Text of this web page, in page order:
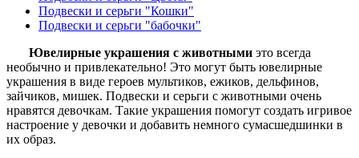
Подвески и серьги "Кошки"
Подвески и серьги "бабочки"
Ювелирные украшения с животными это всегда
необычно и привлекательно! Это могут быть ювелирные
украшения в виде героев мультиков, ежиков, дельфинов,
зайчиков, мишек. Подвески и серьги с животными очень
нравятся девочкам. Такие украшения помогут создать игривое
настроение у девочки и добавить немного сумасшедшинки в
их образ.